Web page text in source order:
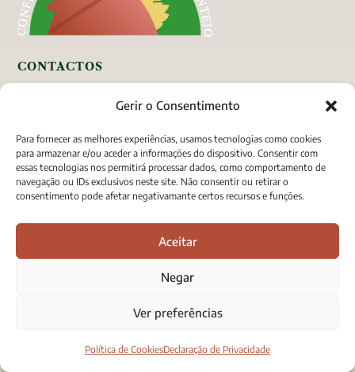
Gerir o Consentimento
Para fornecer as melhores experiências, usamos tecnologias como cookies
para armazenar e/ou aceder a informações do dispositivo. Consentir com
essas tecnologias nos permitirá processar dados, como comportamento de
navegação ou IDs exclusivos neste site. Não consentir ou retirar o
consentimento pode afetar negativamante certos recursos e funções.
Aceitar
Negar
Ver preferências
Política de CookiesDeclaração de Privacidade
CONTACTOS
Rua Fernanda Seno, 12
 T. (+351) 966 368 288*
 sec@confrariaenofilosalentejo.pt
* Chamada para as redes móveis nacionais.